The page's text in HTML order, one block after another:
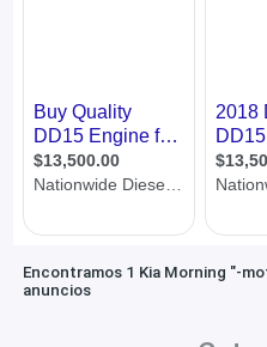
Encontramos 1 Kia Morning "-
anuncios